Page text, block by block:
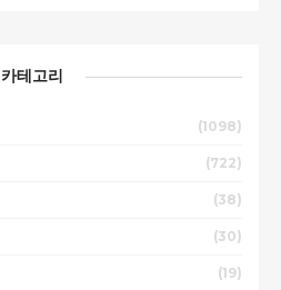
카테고리
(1098)
(722)
(38)
(30)
(19)